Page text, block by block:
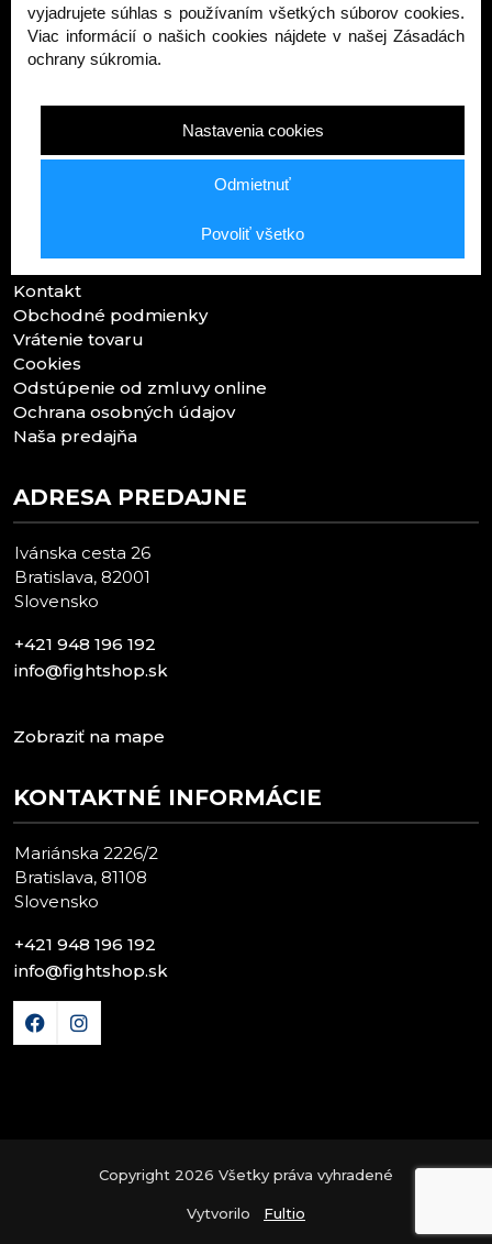
TOP KATEGÓRIE
Octagon - Deti
Octagon - Muži
Kontakt
Obchodné podmienky
Vrátenie tovaru
Cookies
Odstúpenie od zmluvy online
Ochrana osobných údajov
Naša predajňa
ADRESA PREDAJNE
Ivánska cesta 26
Bratislava, 82001
Slovensko
+421 948 196 192
info@fightshop.sk
Zobraziť na mape
KONTAKTNÉ INFORMÁCIE
Mariánska 2226/2
Bratislava, 81108
Slovensko
+421 948 196 192
info@fightshop.sk
Copyright 2026 Všetky práva vyhradené
Vytvorilo Fultio
vyjadrujete súhlas s používaním všetkých súborov cookies.
Viac informácií o našich cookies nájdete v našej Zásadách
ochrany súkromia.
Nastavenia cookies
Odmietnuť
Povoliť všetko